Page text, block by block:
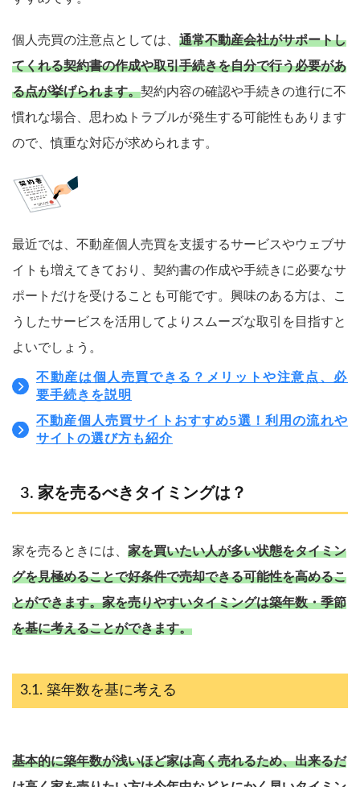
個人売買の注意点としては、 通常不動産会社がサポートし
てくれる契約書の作成や取引手続きを自分で行う必要があ
る点が挙げられます。契約内容の確認や手続きの進行に不
慣れな場合、思わぬトラブルが発生する可能性もあります
ので、慎重な対応が求められます。
最近では、不動産個人売買を支援するサービスやウェブサ
イトも増えてきており、契約書の作成や手続きに必要なサ
ポートだけを受けることも可能です。興味のある方は、こ
うしたサービスを活用してよりスムーズな取引を目指すと
よいでしょう。
不動産は個人売買できる？メリットや注意点、必
要手続きを説明
不動産個人売買サイトおすすめ5選！利用の流れや
サイトの選び方も紹介
家を売るべきタイミングは？
家を売るときには、 家を買いたい人が多い状態をタイミン
グを見極めることで好条件で売却できる可能性を高めるこ
とができます。家を売りやすいタイミングは築年数・季節
を基に考えることができます。
築年数を基に考える
基本的に築年数が浅いほど家は高く売れるため、出来るだ